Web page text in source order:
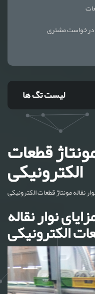
درخواست مشتری
لیست تگ ها
قطعات
الکترونیکی
نقاله مونتاژ قطعات الکترونیکی
نوار نقاله